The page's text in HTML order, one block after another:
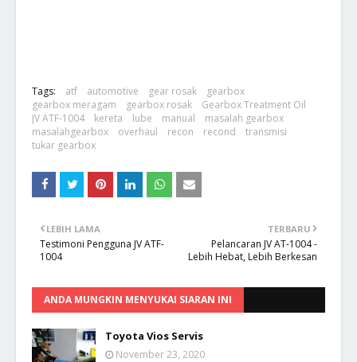
Tags: atf automotive gear rosak
gearbox
gearbox meragam
gearbox rosak
Gearbox Treatment Oil
JV ATF-1004
kereta lube manual
masalah gearbox
masalahgearbox
overhaul recon recond
transmisi
tukar gearbox
TERBARU
Pelancaran JV AT-1004 -
Lebih Hebat, Lebih Berkesan
LEBIH LAMA
Testimoni Pengguna JV ATF-
1004
ANDA MUNGKIN MENYUKAI SIARAN INI
Toyota Vios Servis
November 23, 2020